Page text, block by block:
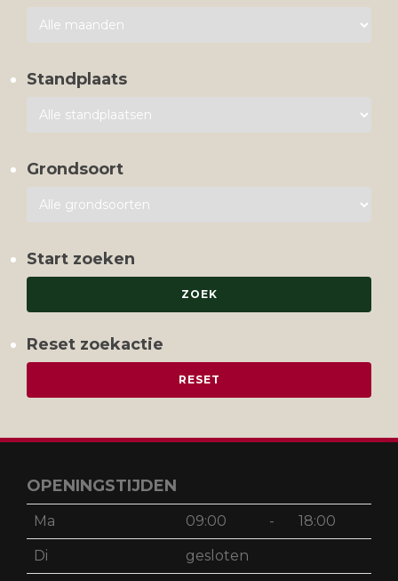
Standplaats
Grondsoort
Start zoeken
Reset zoekactie
OPENINGSTIJDEN
Ma 09:00 - 18:00
Di gesloten